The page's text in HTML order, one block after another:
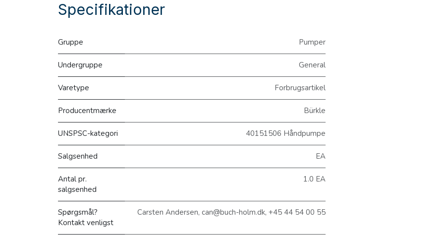
Specifikationer
Gruppe Pumper
Undergruppe General
Varetype Forbrugsartikel
Producentmærke Bürkle
UNSPSC-kategori 40151506 Håndpumpe
Salgsenhed EA
Antal pr.
salgsenhed
1.0 EA
Spørgsmål?
Kontakt venligst
Carsten Andersen, can@buch-holm.dk, +45 44 54 00 55